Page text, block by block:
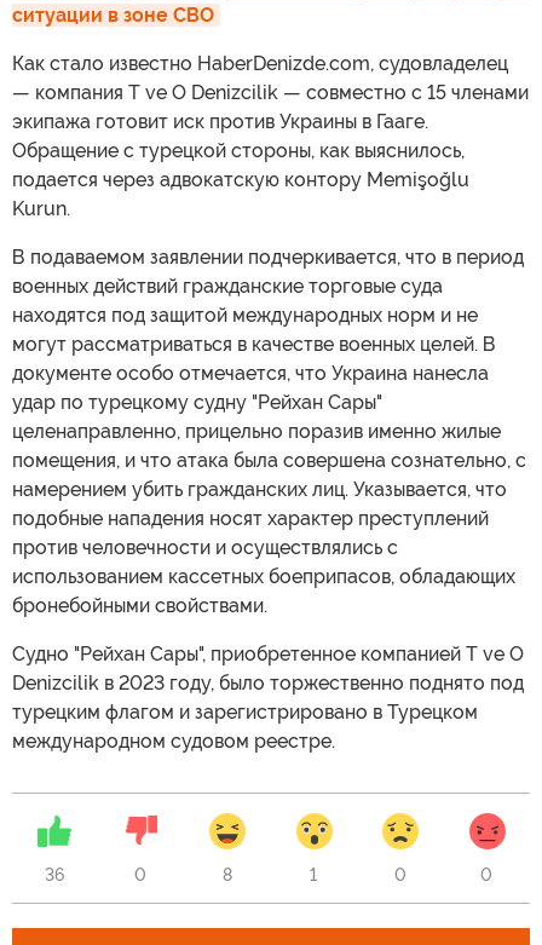
ситуации в зоне СВО
Как стало известно HaberDenizde.com, судовладелец
— компания T ve O Denizcilik — совместно с 15 членами
экипажа готовит иск против Украины в Гааге.
Обращение с турецкой стороны, как выяснилось,
подается через адвокатскую контору Memişoğlu
Kurun.
В подаваемом заявлении подчеркивается, что в период
военных действий гражданские торговые суда
находятся под защитой международных норм и не
могут рассматриваться в качестве военных целей. В
документе особо отмечается, что Украина нанесла
удар по турецкому судну "Рейхан Сары"
целенаправленно, прицельно поразив именно жилые
помещения, и что атака была совершена сознательно, с
намерением убить гражданских лиц. Указывается, что
подобные нападения носят характер преступлений
против человечности и осуществлялись с
использованием кассетных боеприпасов, обладающих
бронебойными свойствами.
Судно "Рейхан Сары", приобретенное компанией T ve O
Denizcilik в 2023 году, было торжественно поднято под
турецким флагом и зарегистрировано в Турецком
международном судовом реестре.
36 0 8 1 0 0